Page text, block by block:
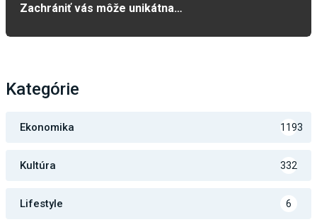
Zachrániť vás môže unikátna…
Kategórie
Ekonomika 1193
Kultúra 332
Lifestyle 6